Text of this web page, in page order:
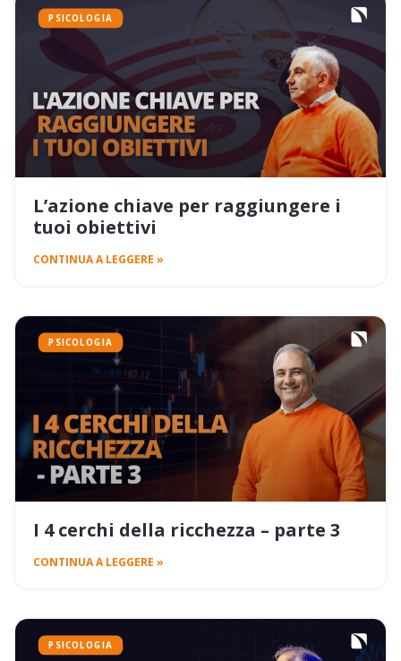
PSICOLOGIA
L’azione chiave per raggiungere i
tuoi obiettivi
CONTINUA A LEGGERE »
PSICOLOGIA
I 4 cerchi della ricchezza – parte 3
CONTINUA A LEGGERE »
PSICOLOGIA